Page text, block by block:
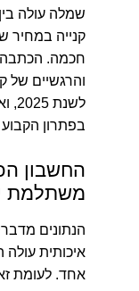
חכמה. הכתבה
והרגשיים של
בפתרון הקבוע
החשבון
משתלמת
הנתונים
אחד. לעומת